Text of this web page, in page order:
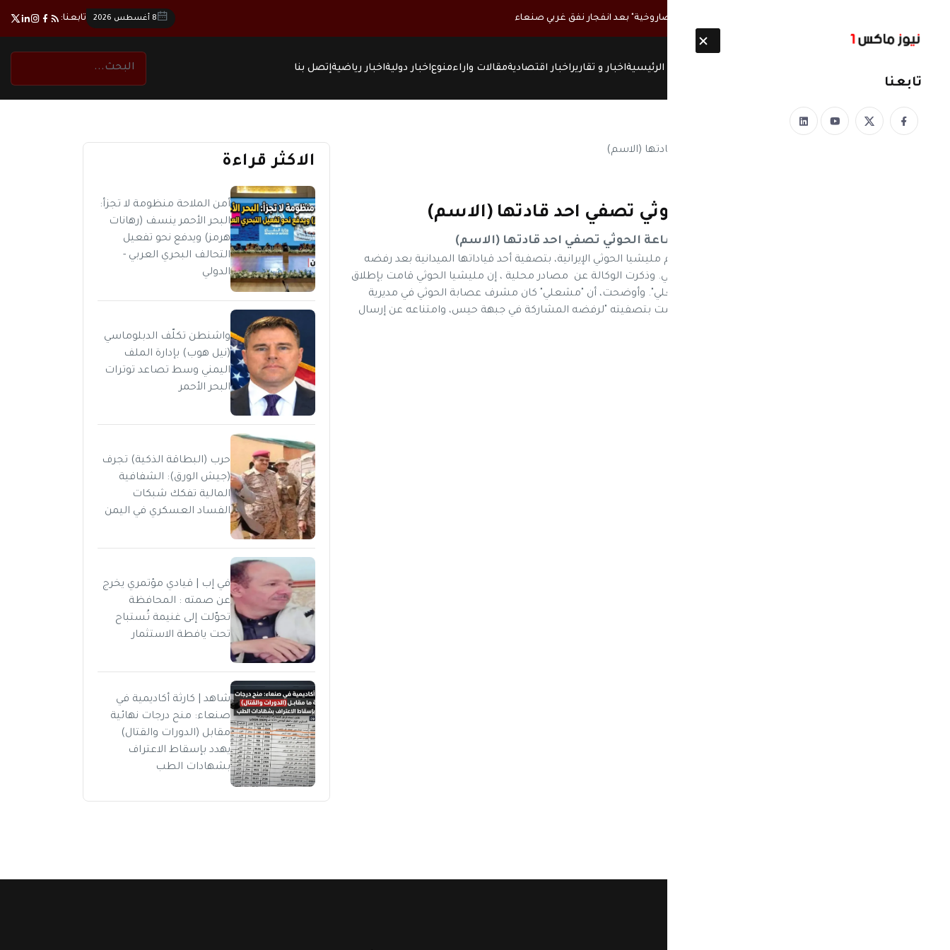
8 أغسطس 2026 تابعنا:
الرئيسيةاخبار و تقاريراخبار اقتصاديةمقالات واراءمنوعاخبار دوليةاخبار رياضيةإتصل بنا
تابعنا
لهذا السبب .. جماعة الحوثي تصفي احد قادتها (الاسم)
لهذا السبب .. جماعة الحوثي تصفي احد قادتها (الاسم)
نيوز ماكس ون: كشفت وكالة خبر عن قيام مليشيا الحوثي الإيرانية، بتصفية أحد قياداتها الميدانية بعد رفضه
الانصياع لتوجيهاتها في جبهة الساحل الغربي. وذكرت الوكالة عن مصادر محلية ، إن مليشيا الحوثي قامت بإطلاق
النار على القيادي في الجماعة "أبو يحيى مشعلي". وأوضحت، أن "مشعلي" كان مشرف عصابة الحوثي في مديرية
القناوص بمحافظة الحديدة. ولفتت، أنها قامت بتصفيته "لرفضه المشاركة في جبهة حيس، وامتناعه عن إرسال
الاكثر قراءة
أمن الملاحة منظومة لا تجزأ:
البحر الأحمر ينسف (رهانات
هرمز) ويدفع نحو تفعيل
التحالف البحري العربي -
الدولي
واشنطن تكلّف الدبلوماسي
(نيل هوب) بإدارة الملف
اليمني وسط تصاعد توترات
البحر الأحمر
حرب (البطاقة الذكية) تجرف
(جيش الورق): الشفافية
المالية تفكك شبكات
الفساد العسكري في اليمن
في إب | قيادي مؤتمري يخرج
عن صمته : المحافظة
تحوّلت إلى غنيمة تُستباح
تحت يافطة الاستثمار
شاهد | كارثة أكاديمية في
صنعاء: منح درجات نهائية
مقابل (الدورات والقتال)
يهدد بإسقاط الاعتراف
بشهادات الطب